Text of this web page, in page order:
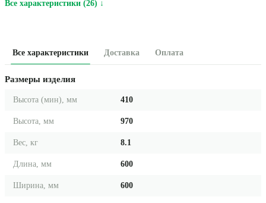
Все характеристики (26) ↓
Все характеристики Доставка Оплата
Размеры изделия
Высота (мин), мм 410
Высота, мм 970
Вес, кг 8.1
Длина, мм 600
Ширина, мм 600